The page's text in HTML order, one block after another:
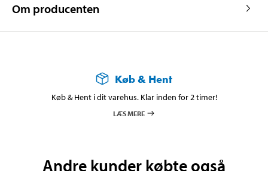
Om producenten
Køb & Hent
Køb & Hent i dit varehus. Klar inden for 2 timer!
LÆS MERE
Andre kunder købte også